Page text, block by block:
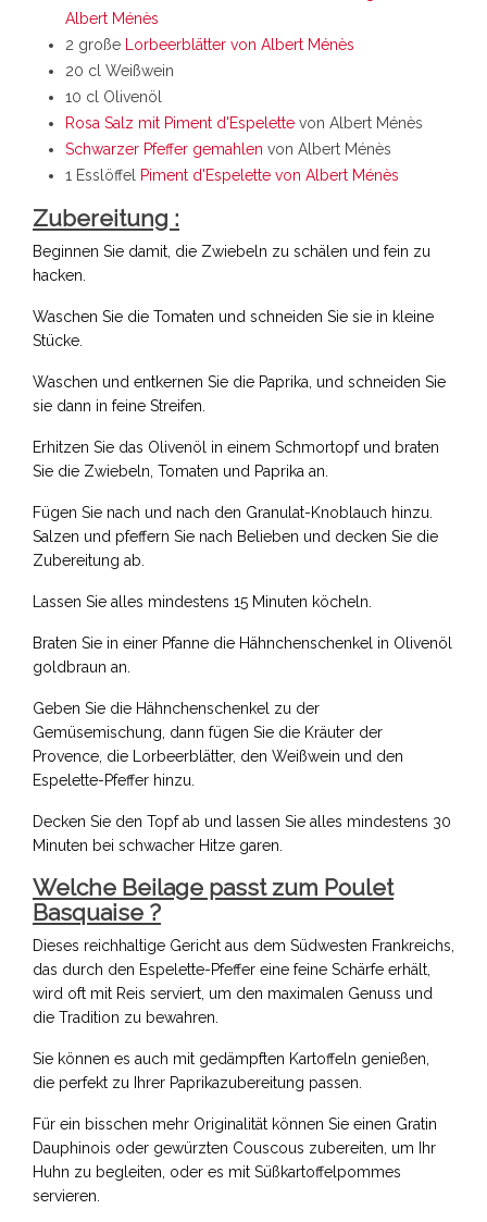
Albert Ménès
2 große
Lorbeerblätter von Albert Ménès
20 cl Weißwein
10 cl Olivenöl
Rosa Salz mit Piment d'Espelette von Albert Ménès
Schwarzer Pfeffer gemahlen von Albert Ménès
1 Esslöffel
Piment d'Espelette von Albert Ménès
Zubereitung :
Beginnen Sie damit, die Zwiebeln zu schälen und fein zu
hacken.
Waschen Sie die Tomaten und schneiden Sie sie in kleine
Stücke.
Waschen und entkernen Sie die Paprika, und schneiden Sie
sie dann in feine Streifen.
Erhitzen Sie das Olivenöl in einem Schmortopf und braten
Sie die Zwiebeln, Tomaten und Paprika an.
Fügen Sie nach und nach den Granulat-Knoblauch hinzu.
Salzen und pfeffern Sie nach Belieben und decken Sie die
Zubereitung ab.
Lassen Sie alles mindestens 15 Minuten köcheln.
Braten Sie in einer Pfanne die Hähnchenschenkel in Olivenöl
goldbraun an.
Geben Sie die Hähnchenschenkel zu der
Gemüsemischung, dann fügen Sie die Kräuter der
Provence, die Lorbeerblätter, den Weißwein und den
Espelette-Pfeffer hinzu.
Decken Sie den Topf ab und lassen Sie alles mindestens 30
Minuten bei schwacher Hitze garen.
Welche Beilage passt zum Poulet
Basquaise ?
Dieses reichhaltige Gericht aus dem Südwesten Frankreichs,
das durch den Espelette-Pfeffer eine feine Schärfe erhält,
wird oft mit Reis serviert, um den maximalen Genuss und
die Tradition zu bewahren.
Sie können es auch mit gedämpften Kartoffeln genießen,
die perfekt zu Ihrer Paprikazubereitung passen.
Für ein bisschen mehr Originalität können Sie einen Gratin
Dauphinois oder gewürzten Couscous zubereiten, um Ihr
Huhn zu begleiten, oder es mit Süßkartoffelpommes
servieren.